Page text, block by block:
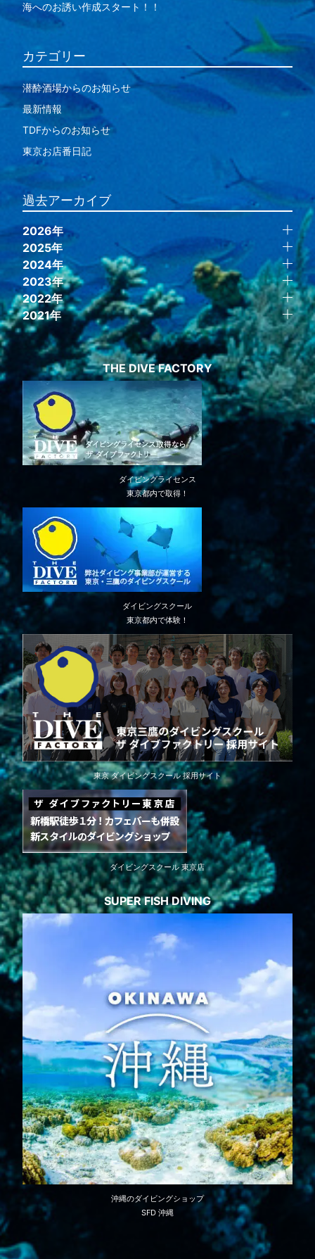
海へのお誘い作成スタート！！
カテゴリー
潜酔酒場からのお知らせ
最新情報
TDFからのお知らせ
東京お店番日記
過去アーカイブ
2026年
2025年
2024年
2023年
2022年
2021年
THE DIVE FACTORY
ダイビングライセンス
東京都内で取得！
ダイビングスクール
東京都内で体験！
東京 ダイビングスクール 採用サイト
ダイビングスクール 東京店
SUPER FISH DIVING
沖縄のダイビングショップ
SFD 沖縄